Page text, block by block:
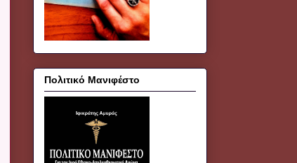
Πολιτικό Μανιφέστο